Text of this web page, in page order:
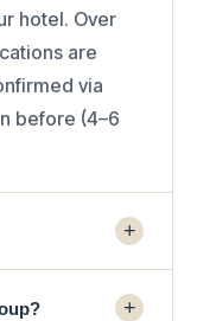
hotel. Over
are
via
before (4–6
+
+